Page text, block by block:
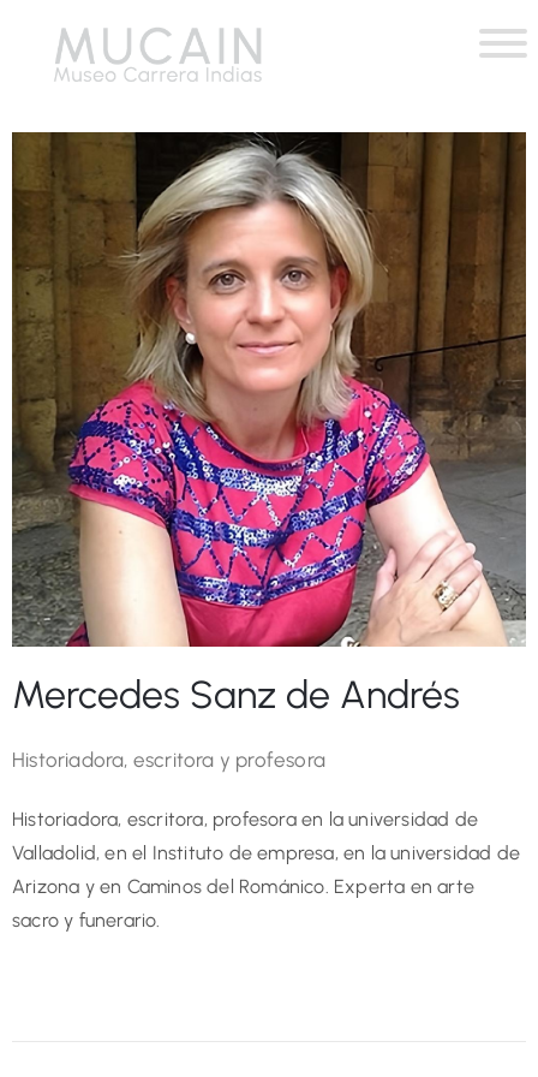
Mercedes Sanz de Andrés
Historiadora, escritora y profesora
Historiadora, escritora, profesora en la universidad de
Valladolid, en el Instituto de empresa, en la universidad de
Arizona y en Caminos del Románico. Experta en arte
sacro y funerario.